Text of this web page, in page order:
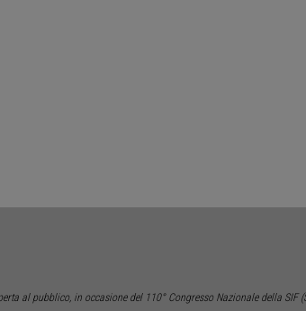
al pubblico, in occasione del 110° Congresso Nazionale della SIF